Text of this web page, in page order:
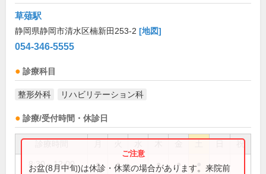
草薙駅
静岡県静岡市清水区楠新田253-2 [地図]
054-346-5555
診療科目
整形外科 リハビリテーション科
診療/受付時間・休診日
祝
8:30～12:00 ● ● ● ●
お盆(8月中旬)は休診・休業の場合があります。来院前